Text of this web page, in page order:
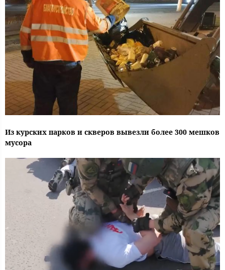
Из курских парков и скверов вывезли более 300 мешков
мусора